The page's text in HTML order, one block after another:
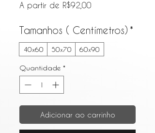
A partir de R$92,00
Tamanhos ( Centímetros) *
40x60 50x70 60x90
Quantidade *
Adicionar ao carrinho